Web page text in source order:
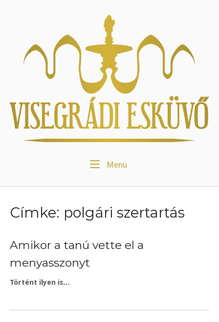
Menü
Címke: polgári szertartás
Amikor a tanú vette el a
menyasszonyt
Történt ilyen is…